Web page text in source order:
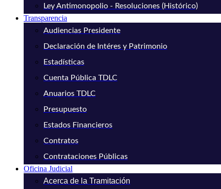
Ley Antimonopolio - Resoluciones (Histórico)
Transparencia
Audiencias Presidente
Declaración de Intéres y Patrimonio
Estadísticas
Cuenta Pública TDLC
Anuarios TDLC
Presupuesto
Estados Financieros
Contratos
Contrataciones Públicas
Oficina Judicial
Acerca de la Tramitación